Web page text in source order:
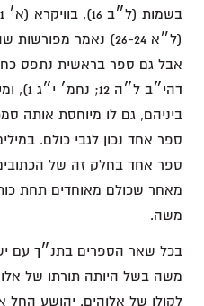
(ל״א 26-24) נאמר
אבל גם ספר בראשית נתפס
דהי״ב
ביניהם, גם לו מיוחסת אותה
ספר אחד נכון לגבי כולם.
ספר אחד בחלק זה של
מאחר שכולם מאוחדים תחת
משה.
בכל שאר הספרים בתנ״ך עם
משה בשל היותה תורתו של
לקולו של אלוהים. יהושע